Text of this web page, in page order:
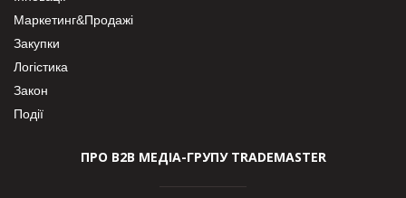
Маркетинг&Продажі
Закупки
Логістика
Закон
Події
ПРО В2В МЕДІА-ГРУПУ TRADEMASTER